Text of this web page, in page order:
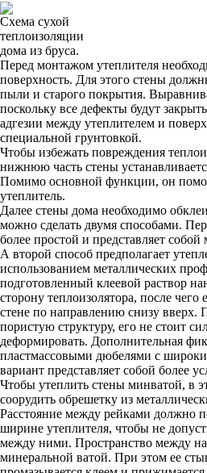
Схема сухой
теплоизоляции
дома из бруса.
Перед монтажом утеплителя
поверхность. Для этого стены
пыли и старого покрытия.
поскольку все дефекты будут
адгезии между утеплителем и
специальной грунтовкой.
Чтобы избежать повреждения
нижнюю часть стены
Помимо основной функции, он
утеплитель.
Далее стены дома необходимо
можно сделать двумя способами.
более простой и представляет
А второй способ предполагает
использованием металлических
подготовленный клеевой раствор
сторону теплоизолятора, после
стене по направлению снизу вверх.
пористую структуру, его не стоит
деформировать. Дополнительная
пластмассовыми дюбелями с
вариант представляет собой более
Чтобы утеплить стены минватой, в
соорудить обрешетку из
Расстояние между рейками должно
ширине утеплителя, чтобы не
между ними. Пространство между
минеральной ватой. При этом ее